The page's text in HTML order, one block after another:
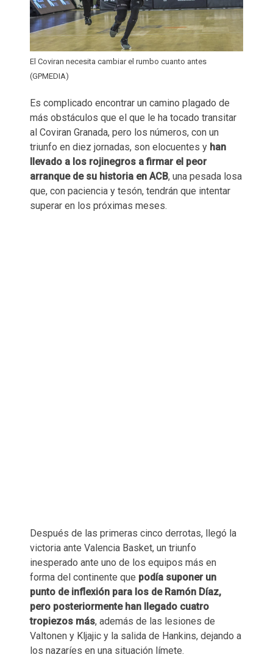
El Coviran necesita cambiar el rumbo cuanto antes
(GPMEDIA)
Es complicado encontrar un camino plagado de
más obstáculos que el que le ha tocado transitar
al Coviran Granada, pero los números, con un
triunfo en diez jornadas, son elocuentes y han
llevado a los rojinegros a firmar el peor
arranque de su historia en ACB, una pesada losa
que, con paciencia y tesón, tendrán que intentar
superar en los próximas meses.
Después de las primeras cinco derrotas, llegó la
victoria ante Valencia Basket, un triunfo
inesperado ante uno de los equipos más en
forma del continente que podía suponer un
punto de inflexión para los de Ramón Díaz,
pero posteriormente han llegado cuatro
tropiezos más, además de las lesiones de
Valtonen y Kljajic y la salida de Hankins, dejando a
los nazaríes en una situación límete.